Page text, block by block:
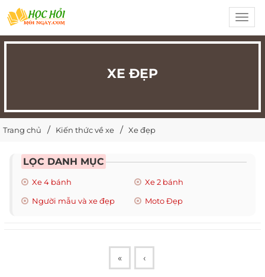
XE ĐẸP
Trang chủ Kiến thức về xe Xe đẹp
LỌC DANH MỤC
Xe 4 bánh
Xe 2 bánh
Người mẫu và xe đẹp
Moto Đẹp
« ‹